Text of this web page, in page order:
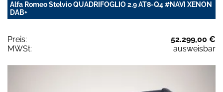
Alfa Romeo Stelvio QUADRIFOGLIO 2.9 AT8-Q4 #NAVI XENON
DAB+
Preis:
52.299,00 €
MWSt:
ausweisbar